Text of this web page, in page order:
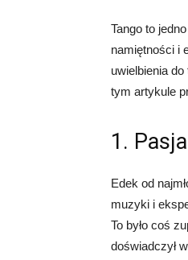
Tango to
namiętności i
uwielbienia
tym artykule
1.
Edek od
muzyki i
To było coś
doświadczył